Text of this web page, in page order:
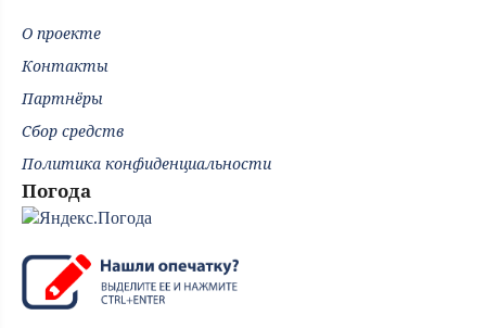
О проекте
Контакты
Партнёры
Сбор средств
Политика конфиденциальности
Погода